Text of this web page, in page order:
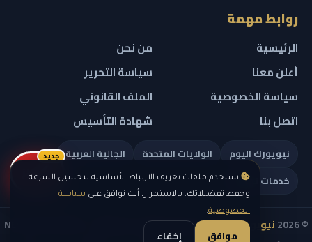
نستخدم ملفات تعريف الارتباط الأساسية لتحسين السرعة
وحفظ تفضيلاتك. بالاستمرار، أنت توافق على سياسة
الخصوصية.
موافق إخفاء
روابط مهمة
الرئيسية
من نحن
أعلن معنا
سياسة التحرير
سياسة الخصوصية
الملف القانوني
اتصل بنا
شهادة التأسيس
نيويورك اليوم الولايات المتحدة
الجالية العربية
خدمات تهمك
© 2026 نيويورك نيوز
— جميع الحقوق محفوظة — NEW YORK NEWS
ريلز
جديد